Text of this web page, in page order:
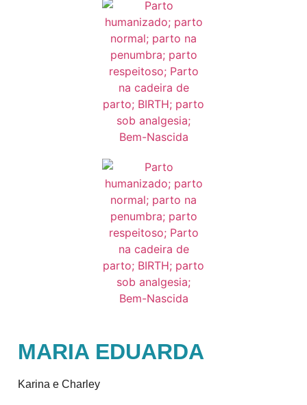
MARIA EDUARDA
Karina e Charley